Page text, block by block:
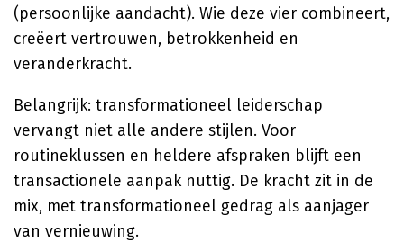
(persoonlijke aandacht). Wie deze vier combineert,
creëert vertrouwen, betrokkenheid en
veranderkracht.
Belangrijk: transformationeel leiderschap
vervangt niet alle andere stijlen. Voor
routineklussen en heldere afspraken blijft een
transactionele aanpak nuttig. De kracht zit in de
mix, met transformationeel gedrag als aanjager
van vernieuwing.